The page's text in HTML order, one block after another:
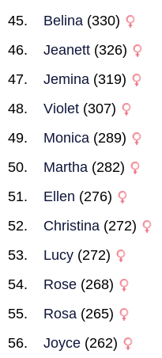
Belina (330)
Jeanett (326)
Jemina (319)
Violet (307)
Monica (289)
Martha (282)
Ellen (276)
Christina (272)
Lucy (272)
Rose (268)
Rosa (265)
Joyce (262)